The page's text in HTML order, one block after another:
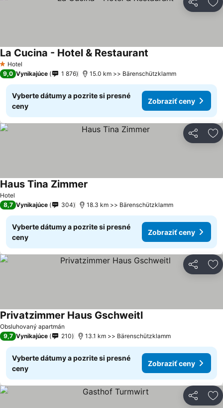
Zdieľať
1 Počet hviezdičiek
Hotel
La Cucina - Hotel & Restaurant
9,0 Vynikajúce 1 876 15.0 km >> Bärenschützklamm
Vyberte dátumy a pozrite si presné
ceny
Zobraziť ceny
Zdieľať
Hotel
Haus Tina Zimmer
8,7 Vynikajúce 304 18.3 km >> Bärenschützklamm
Vyberte dátumy a pozrite si presné
ceny
Zobraziť ceny
Zdieľať
Obsluhovaný apartmán
Privatzimmer Haus GschweitlZobraziť ceny
9,7 Vynikajúce 210 13.1 km >> Bärenschützklamm
Vyberte dátumy a pozrite si presné
ceny
Zobraziť ceny
Zdieľať